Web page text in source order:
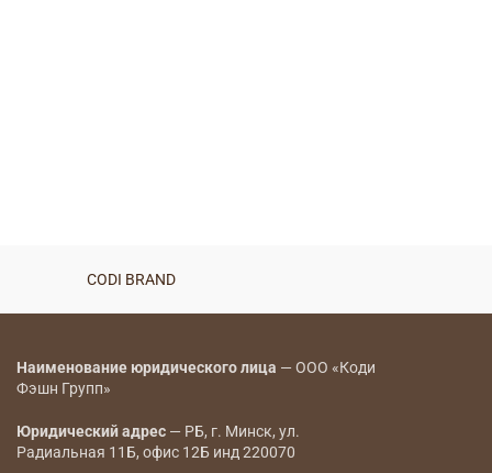
CODI BRAND
Наименование юридического лица — ООО «Коди
Фэшн Групп»
Юридический адрес — РБ, г. Минск, ул.
Радиальная 11Б, офис 12Б инд 220070